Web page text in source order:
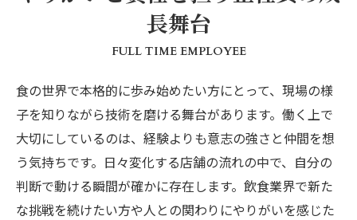
長舞台
FULL TIME EMPLOYEE
食の世界で本格的に歩み始めたい方にとって、現場の様
子を知りながら技術を磨ける舞台があります。働く上で
大切にしているのは、経験よりも意志の強さと仲間を想
う気持ちです。日々変化する店舗の流れの中で、自分の
判断で動ける瞬間が確かに存在します。飲食業界で新た
な挑戦を続けたい方や人との関わりにやりがいを感じた